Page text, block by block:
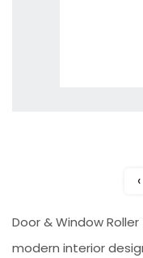
‹
Door & Window
modern interior